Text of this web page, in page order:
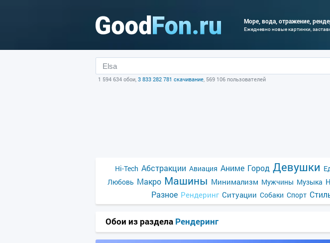
Море, вода, отражение,
Ежедневно новые картинки,
1 594 634 обои, 3 833 282 781 скачивание, 569 106 пользователей
Hi-Tech Абстракции Авиация Аниме Город Девушки
Любовь Макро Машины Минимализм Мужчины Музыка
Разное Рендеринг Ситуации Собаки Спорт
Обои из раздела Рендеринг